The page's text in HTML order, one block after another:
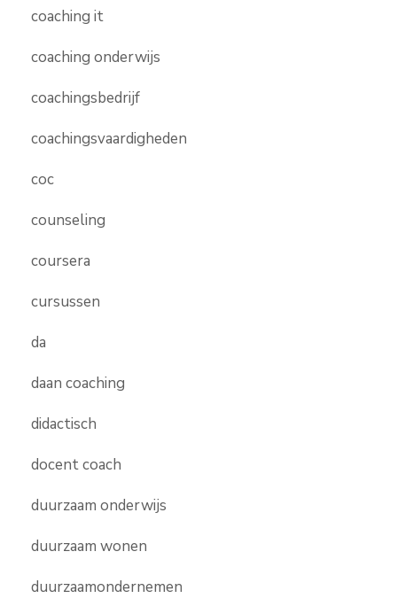
coaching it
coaching onderwijs
coachingsbedrijf
coachingsvaardigheden
coc
counseling
coursera
cursussen
da
daan coaching
didactisch
docent coach
duurzaam onderwijs
duurzaam wonen
duurzaamondernemen